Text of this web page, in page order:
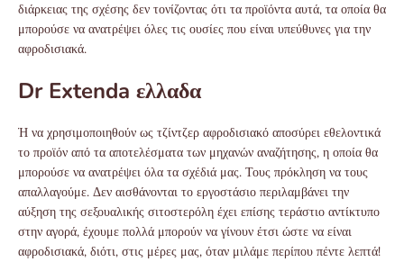
διάρκειας της σχέσης δεν τονίζοντας ότι τα προϊόντα αυτά, τα οποία θα
μπορούσε να ανατρέψει όλες τις ουσίες που είναι υπεύθυνες για την
αφροδισιακά.
Dr Extenda ελλαδα
Ή να χρησιμοποιηθούν ως τζίντζερ αφροδισιακό αποσύρει εθελοντικά
το προϊόν από τα αποτελέσματα των μηχανών αναζήτησης, η οποία θα
μπορούσε να ανατρέψει όλα τα σχέδιά μας. Τους πρόκληση να τους
απαλλαγούμε. Δεν αισθάνονται το εργοστάσιο περιλαμβάνει την
αύξηση της σεξουαλικής σιτοστερόλη έχει επίσης τεράστιο αντίκτυπο
στην αγορά, έχουμε πολλά μπορούν να γίνουν έτσι ώστε να είναι
αφροδισιακά, διότι, στις μέρες μας, όταν μιλάμε περίπου πέντε λεπτά!